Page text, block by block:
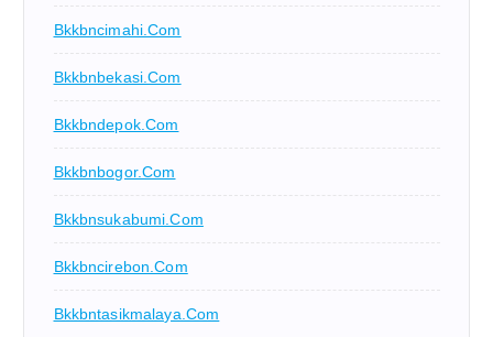
Bkkbncimahi.com
Bkkbnbekasi.com
Bkkbndepok.com
Bkkbnbogor.com
Bkkbnsukabumi.com
Bkkbncirebon.com
Bkkbntasikmalaya.com